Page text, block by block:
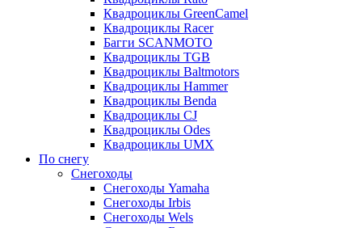
Квадроциклы GreenCamel
Квадроциклы Racer
Багги SCANMOTO
Квадроциклы TGB
Квадроциклы Baltmotors
Квадроциклы Hammer
Квадроциклы Benda
Квадроциклы CJ
Квадроциклы Odes
Квадроциклы UMX
По снегу
Снегоходы
Снегоходы Yamaha
Снегоходы Irbis
Снегоходы Wels